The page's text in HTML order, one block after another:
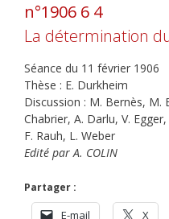
n°1906 6 4
La détermination
Séance du 11 février 1906
Thèse : E. Durkheim
Discussion : M. Bernès, M.
Chabrier, A. Darlu, V.
F. Rauh, L. Weber
Edité par A. COLIN
Partager :
E-mail X